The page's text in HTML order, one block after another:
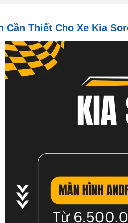
Cần Thiết Cho Xe Kia